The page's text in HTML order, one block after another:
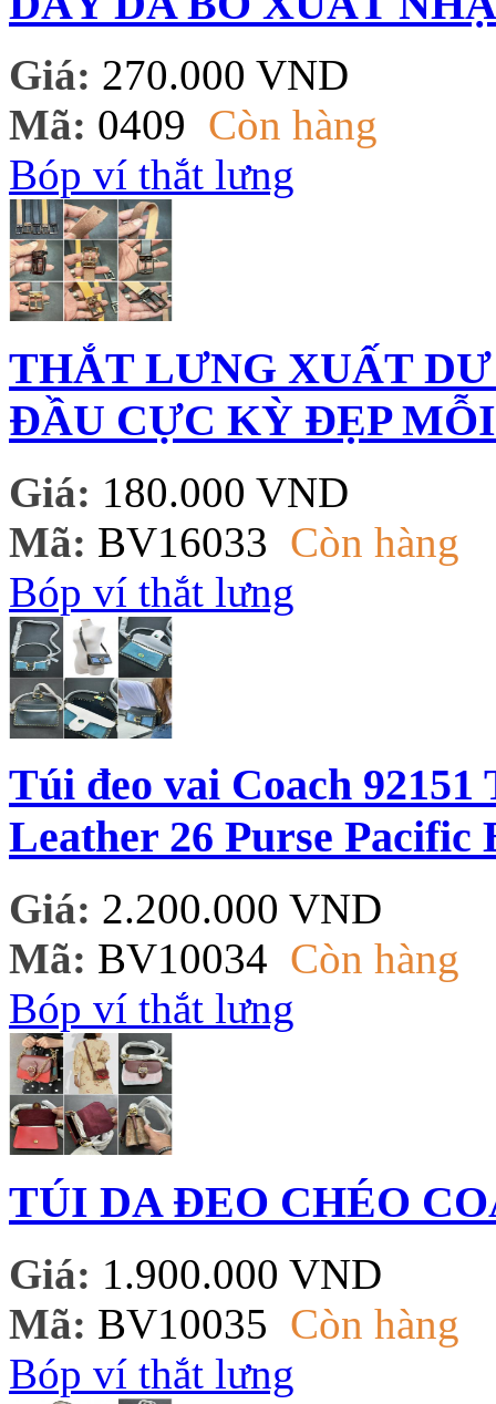
Giá: 270.000 VND
Mã: 0409 Còn hàng
Bóp ví thắt lưng
THẮT LƯNG XUẤT
ĐẦU CỰC KỲ ĐẸP
Giá: 180.000 VND
Mã: BV16033 Còn hàng
Bóp ví thắt lưng
Túi đeo vai Coach
Leather 26 Purse Pacific
Giá: 2.200.000 VND
Mã: BV10034 Còn hàng
Bóp ví thắt lưng
TÚI DA ĐEO CHÉO
Giá: 1.900.000 VND
Mã: BV10035 Còn hàng
Bóp ví thắt lưng